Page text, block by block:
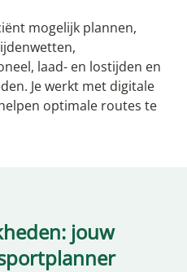
mogelijk plannen,
laad- en lostijden en
Je werkt met digitale
optimale routes te
jouw